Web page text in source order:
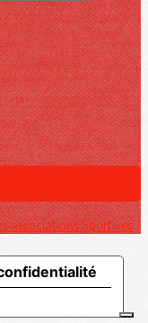
associations Sportives